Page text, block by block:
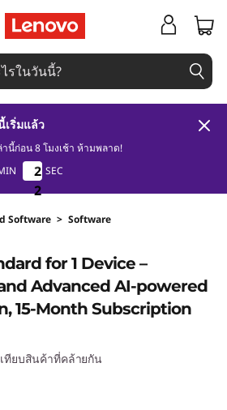
ริ่มแล้ว
นี้ก่อน 8 โมงเช้า ห้ามพลาด!
2
2
2
1
2
2
2
1
SEC
Software > Software
for 1 Device –
Advanced AI-powered
15-Month Subscription
ทียบสินค้าที่คล้ายกัน